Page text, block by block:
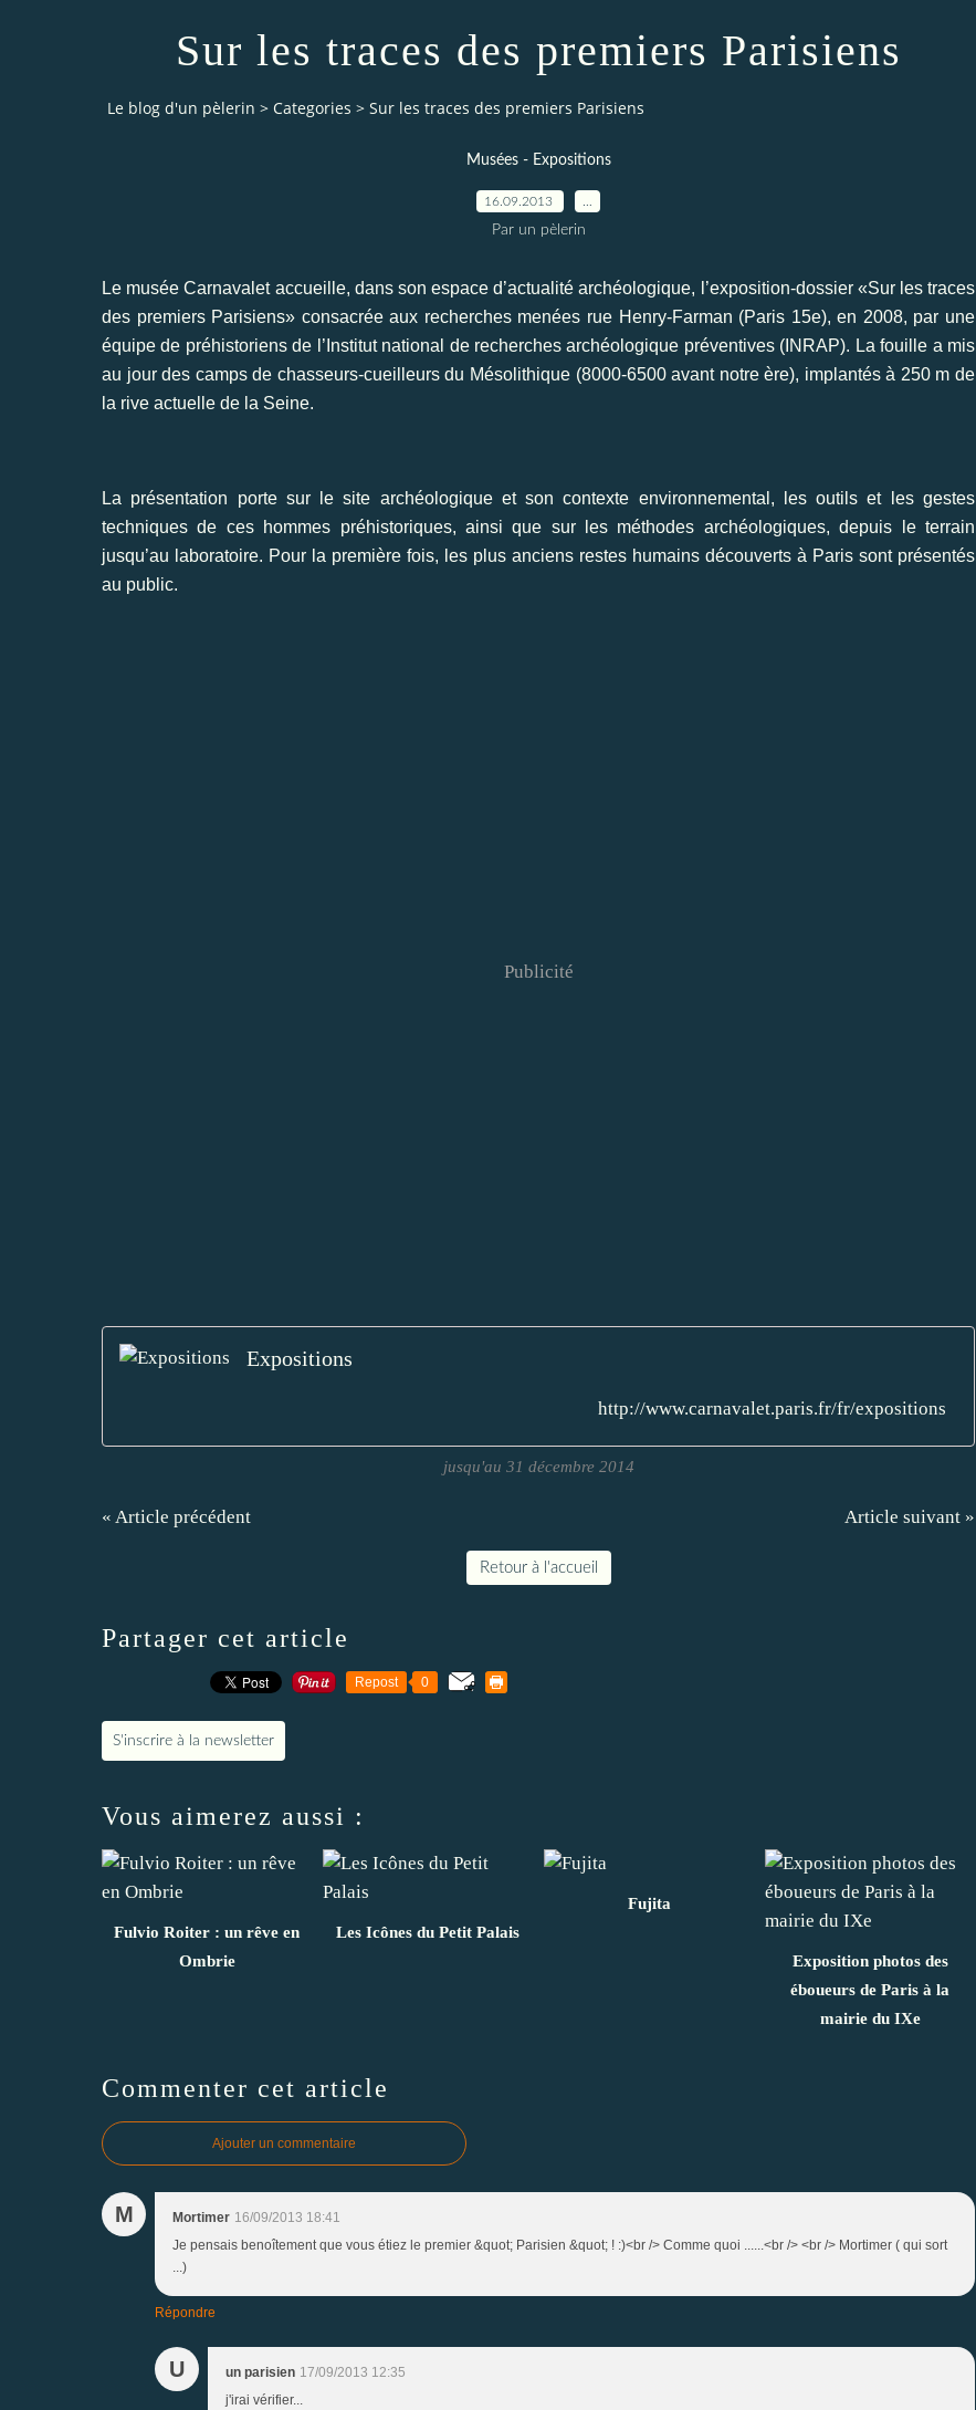
Sur les traces des premiers Parisiens
Le blog d'un pèlerin > Categories > Sur les traces des premiers Parisiens
Musées - Expositions
16.09.2013
Par un pèlerin
Le musée Carnavalet accueille, dans son espace d’actualité archéologique, l’exposition-dossier «Sur les traces
des premiers Parisiens» consacrée aux recherches menées rue Henry-Farman (Paris 15e), en 2008, par une
équipe de préhistoriens de l’Institut national de recherches archéologique préventives (INRAP). La fouille a mis
au jour des camps de chasseurs-cueilleurs du Mésolithique (8000-6500 avant notre ère), implantés à 250 m de
la rive actuelle de la Seine.
La présentation porte sur le site archéologique et son contexte environnemental, les outils et les gestes
techniques de ces hommes préhistoriques, ainsi que sur les méthodes archéologiques, depuis le terrain
jusqu’au laboratoire. Pour la première fois, les plus anciens restes humains découverts à Paris sont présentés
au public.
Publicité
Expositions
http://www.carnavalet.paris.fr/fr/expositions
jusqu'au 31 décembre 2014
« Article précédent Article suivant »
Retour à l'accueil
Partager cet article
Repost 0
S'inscrire à la newsletter
Vous aimerez aussi :
Fulvio Roiter : un rêve en
Ombrie
Les Icônes du Petit Palais
Fujita
Exposition photos des
éboueurs de Paris à la
mairie du IXe
Commenter cet article
Ajouter un commentaire
M Mortimer 16/09/2013 18:41
Je pensais benoîtement que vous étiez le premier &quot; Parisien &quot; ! :)<br /> Comme quoi ......<br /> <br /> Mortimer ( qui sort
...)
Répondre
U un parisien 17/09/2013 12:35
j'irai vérifier...